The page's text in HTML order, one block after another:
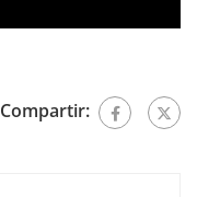
Compartir: